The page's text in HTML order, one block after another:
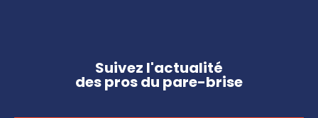
Suivez l'actualité
des pros du pare-brise